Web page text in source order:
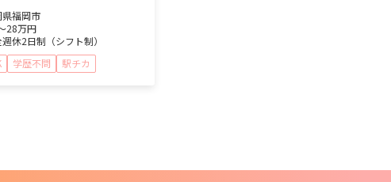
県福岡市
28万円
休2日制（シフト制）
学歴不問 駅チカ